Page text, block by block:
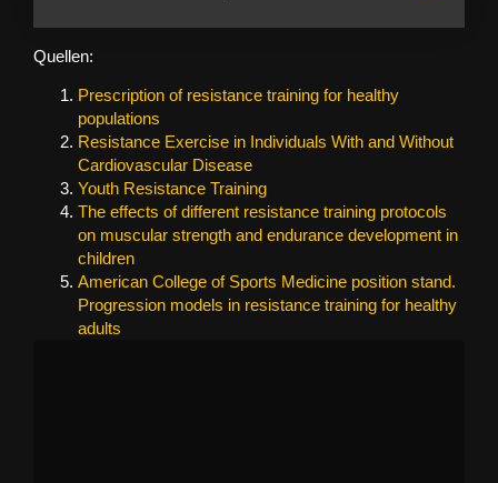
Quellen:
Prescription of resistance training for healthy
populations
Resistance Exercise in Individuals With and Without
Cardiovascular Disease
Youth Resistance Training
The effects of different resistance training protocols
on muscular strength and endurance development in
children
American College of Sports Medicine position stand.
Progression models in resistance training for healthy
adults